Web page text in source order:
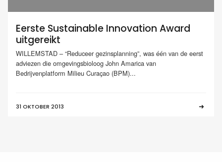
Eerste Sustainable Innovation Award
uitgereikt
WILLEMSTAD – “Reduceer gezinsplanning”, was één van de eerst
adviezen die omgevingsbioloog John Amarica van
Bedrijvenplatform Milieu Curaçao (BPM)...
31 OKTOBER 2013